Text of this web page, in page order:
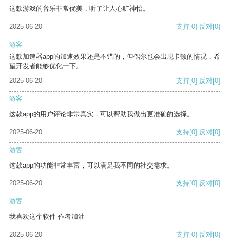
这款游戏的音乐非常优美，听了让人心旷神怡。
2025-06-20 支持[0] 反对[0]
游客
这款加速器app的加速效果还是不错的，但偶尔也会出现卡顿的情况，希
望开发者能够优化一下。
2025-06-20
支持[0] 反对[0]
游客
这款app的用户评论非常真实，可以帮助我做出更准确的选择。
2025-06-20 支持[0] 反对[0]
游客
这款app的功能非常丰富，可以满足我不同的社交需求。
2025-06-20 支持[0] 反对[0]
游客
我喜欢这个软件 作者加油
2025-06-20 支持[0] 反对[0]